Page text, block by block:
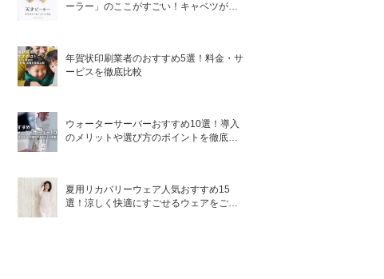
ーラー」のここがすごい！キャベツがほ
年賀状印刷業者のおすすめ5選！料金・サ
ービスを徹底比較
ウォーターサーバーおすすめ10選！導入
のメリットや選び方のポイントを徹底解
夏用リカバリーウェア人気おすすめ15
選！涼しく快適にすごせるウェアをご紹